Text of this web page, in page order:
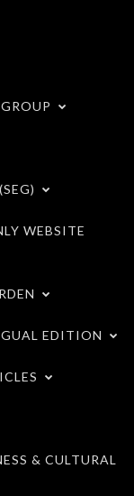
WEBSITE
EDITION
& CULTURAL